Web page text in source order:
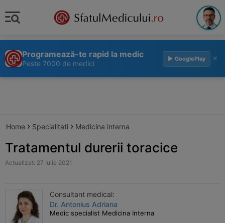
Programează-te rapid la medic
Peste 7000 de medici
▶ GooglePlay ×
Home › Specialitati › Medicina interna
Tratamentul durerii toracice
Actualizat: 27 Iulie 2021
Consultant medical:
Dr. Antonius Adriana
Medic specialist Medicina Interna